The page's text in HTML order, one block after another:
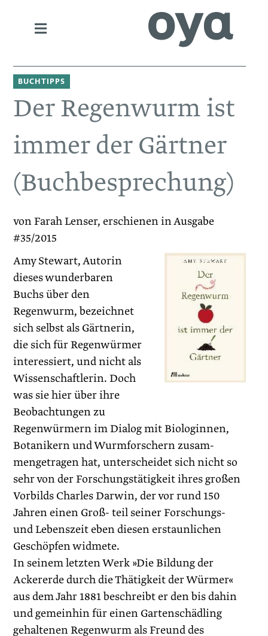
BUCHTIPPS
Der Regenwurm ist
immer der Gärtner
(Buchbesprechung)
von Farah Lenser, erschienen in Ausgabe
#35/2015
Amy Stewart, Autorin
dieses wunderbaren
Buchs über den
Regenwurm, bezeichnet
sich selbst als Gärtnerin,
die sich für Regenwürmer
interessiert, und nicht als
Wissenschaftlerin. Doch
was sie hier über ihre
Beobachtungen zu
Regenwürmern im Dialog mit Biologinnen,
Botanikern und Wurmforschern zusam-
mengetragen hat, unterscheidet sich nicht so
sehr von der Forschungstätigkeit ihres großen
Vorbilds Charles Darwin, der vor rund 150
Jahren einen Groß- teil seiner Forschungs-
und Lebenszeit eben diesen erstaunlichen
Geschöpfen widmete.
In seinem letzten Werk »Die Bildung der
Ackererde durch die Thätigkeit der Würmer«
aus dem Jahr 1881 beschreibt er den bis dahin
und gemeinhin für einen Gartenschädling
gehaltenen Regenwurm als Freund des